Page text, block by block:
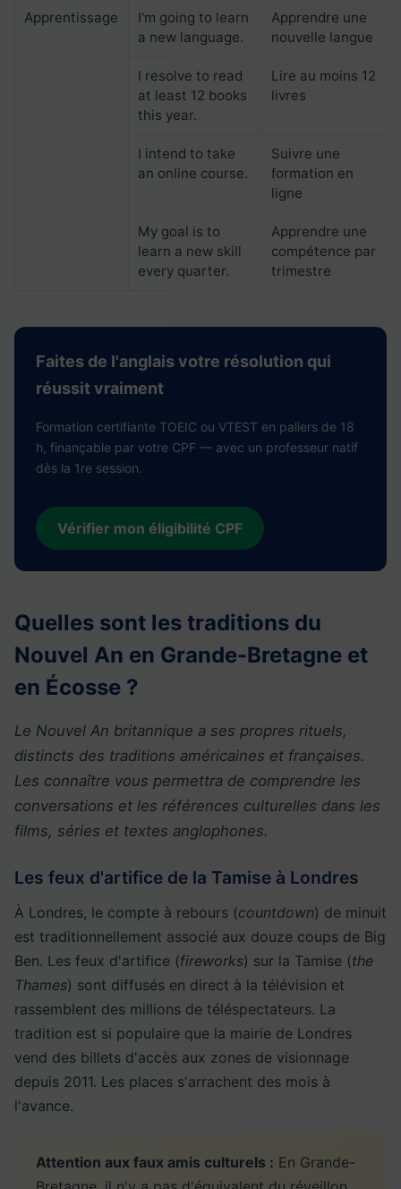
Apprentissage
I'm going to learn
a new language.
Apprendre une
nouvelle langue
I resolve to read
at least 12 books
this year.
Lire au moins 12
livres
I intend to take
an online course.
Suivre une
formation en
ligne
My goal is to
learn a new skill
every quarter.
Apprendre une
compétence par
trimestre
Faites de l'anglais votre résolution qui
réussit vraiment
Formation certifiante TOEIC ou VTEST en paliers de 18
h, finançable par votre CPF — avec un professeur natif
dès la 1re session.
Vérifier mon éligibilité CPF
Quelles sont les traditions du
Nouvel An en Grande-Bretagne et
en Écosse ?
Le Nouvel An britannique a ses propres rituels,
distincts des traditions américaines et françaises.
Les connaître vous permettra de comprendre les
conversations et les références culturelles dans les
films, séries et textes anglophones.
Les feux d'artifice de la Tamise à Londres
À Londres, le compte à rebours (countdown) de minuit
est traditionnellement associé aux douze coups de Big
Ben. Les feux d'artifice (fireworks) sur la Tamise (the
Thames) sont diffusés en direct à la télévision et
rassemblent des millions de téléspectateurs. La
tradition est si populaire que la mairie de Londres
vend des billets d'accès aux zones de visionnage
depuis 2011. Les places s'arrachent des mois à
l'avance.
Attention aux faux amis culturels : En Grande-